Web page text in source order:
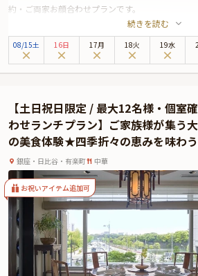
約・ご両家お顔合わせプランです。
ザ・ペニンシュラ東京は、皇居外苑と日比谷公園
歩圏内と最高のロケーションに位置する5つ星ホ
「Peter」では、伝統と革新が調和するモダンフレ
案内。落ち着いた雰囲気の中、自然と会話も弾み
く、和やかなお顔合わせとなることでしょう。
本プランでお召し上がりいただくのは、新進気鋭
による贅沢なランチコース。乾杯にぴったりなグ
おります。
日本の出汁や日本料理のテクニックなどを取り入
ションのモダンフレンチは、一度食べたら忘れら
美食体験が、大切な日をより鮮やかに彩ることで
を「Peter」で心ゆくまでお過ごしください。
★有料オプションで、ザ・ペニンシュラ東京特製
お顔合わせ用しおりなどをお付けすることができ
続きを読む
08/15土 16日 17月 18火 19水
【土日祝日限定 / 最大12名様・個室
わせランチプラン】ご家族様が集う
の美食体験★四季折々の恵みを味わ
乾杯ドリンク＋メッセージプレート
ペニンシュラ東京
銀座・日比谷・有楽町 中華
お祝いアイテム追加可